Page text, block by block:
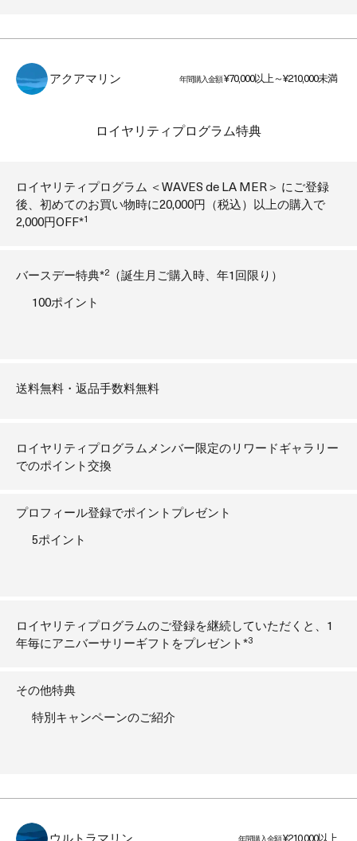
アクアマリン 年間購入金額¥70,000以上～¥210,000未満
ロイヤリティプログラム特典
ロイヤリティプログラム ＜WAVES de LA MER＞ にご登録
後、初めてのお買い物時に20,000円（税込）以上の購入で
2,000円OFF*1
バースデー特典*2 （誕生月ご購入時、年1回限り）
100ポイント
送料無料・返品手数料無料
ロイヤリティプログラムメンバー限定のリワードギャラリー
でのポイント交換
プロフィール登録でポイントプレゼント
5ポイント
ロイヤリティプログラムのご登録を継続していただくと、1
年毎にアニバーサリーギフトをプレゼント*3
その他特典
特別キャンペーンのご紹介
¥210,000以上